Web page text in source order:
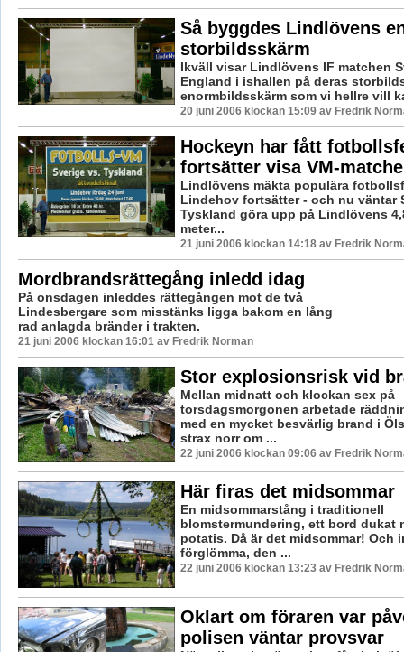
Så byggdes Lindlövens
storbildsskärm
Ikväll visar Lindlövens IF matchen
England i ishallen på deras
enormbildsskärm som vi hellre vill
20 juni 2006 klockan 15:09 av Fredrik
Hockeyn har fått
fortsätter visa VM-
Lindlövens mäkta populära
Lindehov fortsätter - och nu väntar
Tyskland göra upp på Lindlövens
meter...
21 juni 2006 klockan 14:18 av Fredrik
Mordbrandsrättegång inledd idag
På onsdagen inleddes rättegången mot de två
Lindesbergare som misstänks ligga bakom en lång
rad anlagda bränder i trakten.
21 juni 2006 klockan 16:01 av Fredrik Norman
Stor explosionsrisk vid
Mellan midnatt och klockan sex på
torsdagsmorgonen arbetade
med en mycket besvärlig brand i
strax norr om ...
22 juni 2006 klockan 09:06 av Fredrik
Här firas det midsommar
En midsommarstång i traditionell
blomstermundering, ett bord dukat
potatis. Då är det midsommar! Och
förglömma, den ...
22 juni 2006 klockan 13:23 av Fredrik
Oklart om föraren var
polisen väntar provsvar